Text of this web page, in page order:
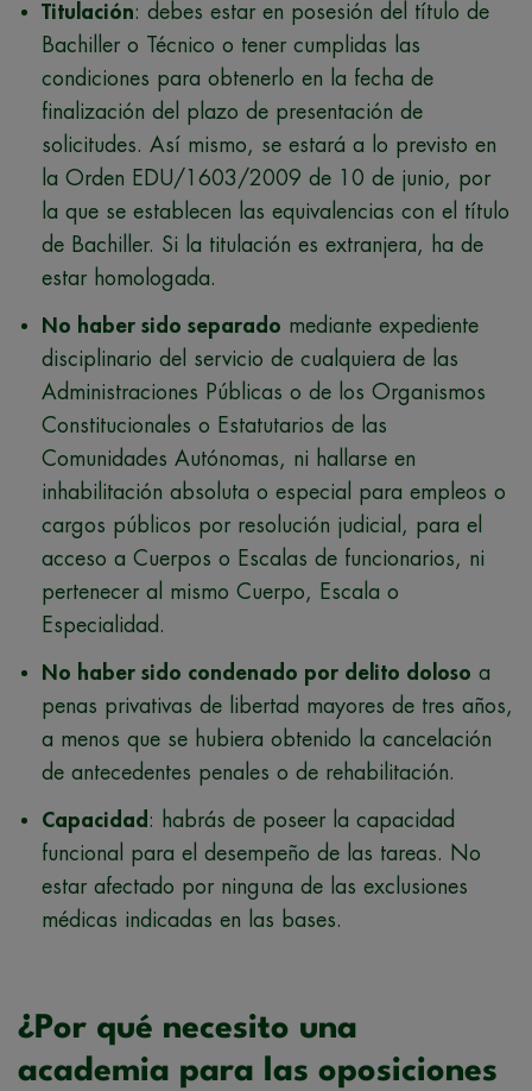
Titulación: debes estar en posesión del título de
Bachiller o Técnico o tener cumplidas las
condiciones para obtenerlo en la fecha de
finalización del plazo de presentación de
solicitudes. Así mismo, se estará a lo previsto en
la Orden EDU/1603/2009 de 10 de junio, por
la que se establecen las equivalencias con el título
de Bachiller. Si la titulación es extranjera, ha de
estar homologada.
No haber sido separado mediante expediente
disciplinario del servicio de cualquiera de las
Administraciones Públicas o de los Organismos
Constitucionales o Estatutarios de las
Comunidades Autónomas, ni hallarse en
inhabilitación absoluta o especial para empleos o
cargos públicos por resolución judicial, para el
acceso a Cuerpos o Escalas de funcionarios, ni
pertenecer al mismo Cuerpo, Escala o
Especialidad.
No haber sido condenado por delito doloso a
penas privativas de libertad mayores de tres años,
a menos que se hubiera obtenido la cancelación
de antecedentes penales o de rehabilitación.
Capacidad : habrás de poseer la capacidad
funcional para el desempeño de las tareas. No
estar afectado por ninguna de las exclusiones
médicas indicadas en las bases.
¿Por qué necesito una
academia para las oposiciones